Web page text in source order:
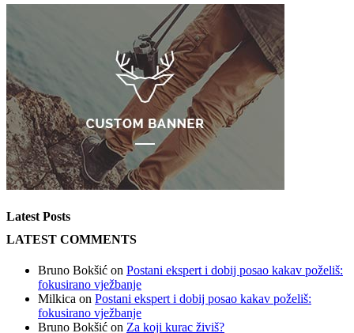
Latest Posts
LATEST COMMENTS
Bruno Bokšić on Postani ekspert i dobij posao kakav poželiš:
fokusirano vježbanje
Milkica on Postani ekspert i dobij posao kakav poželiš:
fokusirano vježbanje
Bruno Bokšić on Za koji kurac živiš?